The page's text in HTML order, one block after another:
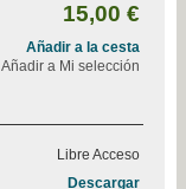
15,00 €
Añadir a la cesta
Añadir a Mi selección
Libre Acceso
Descargar